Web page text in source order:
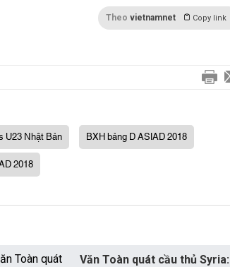
Theo vietnamnet Copy link
U23 Nhật Bản
BXH bảng D ASIAD 2018
2018
Văn Toàn quát cầu thủ Syria: